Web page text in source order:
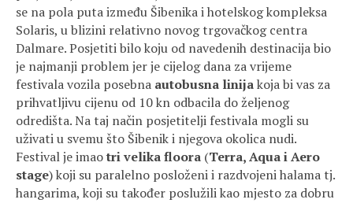
se na pola puta između Šibenika i hotelskog kompleksa
Solaris, u blizini relativno novog trgovačkog centra
Dalmare. Posjetiti bilo koju od navedenih destinacija bio
je najmanji problem jer je cijelog dana za vrijeme
festivala vozila posebna autobusna linijakoja bi vas za
prihvatljivu cijenu od 10 kn odbacila do željenog
odredišta. Na taj način posjetitelji festivala mogli su
uživati u svemu što Šibenik i njegova okolica nudi.
Festival je imaotri velika floora (Terra, Aqua i Aero
stage) koji su paralelno posloženi i razdvojeni halama tj.
hangarima, koji su također poslužili kao mjesto za dobru